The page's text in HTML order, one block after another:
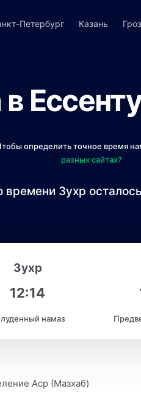
Петербург Казань
определить точное время
разных сайтах?
времени Зухр
Зухр
12:14
намаз
Аср (Мазхаб)